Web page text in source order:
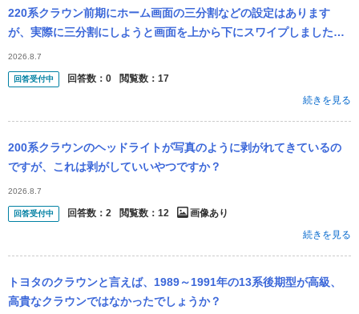
220系クラウン前期にホーム画面の三分割などの設定はあります
が、実際に三分割にしようと画面を上から下にスワイプしました
が、できませんでした。 その他のやり方はありますでしょうか？
2026.8.7
回答受付中 回答数： 0 閲覧数： 17
続きを見る
200系クラウンのヘッドライトが写真のように剥がれてきているの
ですが、これは剥がしていいやつですか？
2026.8.7
回答受付中 回答数： 2 閲覧数： 12
画像あり
続きを見る
トヨタのクラウンと言えば、1989～1991年の13系後期型が高級、
高貴なクラウンではなかったでしょうか？